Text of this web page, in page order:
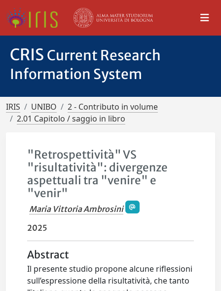
CRIS Current Research
Information System
IRIS UNIBO
2 - Contributo in volume
2.01 Capitolo / saggio in libro
"Retrospettività" VS
"risultatività": divergenze
aspettuali tra "venire" e
"venir"
Maria Vittoria Ambrosini
2025
Abstract
Il presente studio propone alcune riflessioni
sull’espressione della risultatività, che tanto